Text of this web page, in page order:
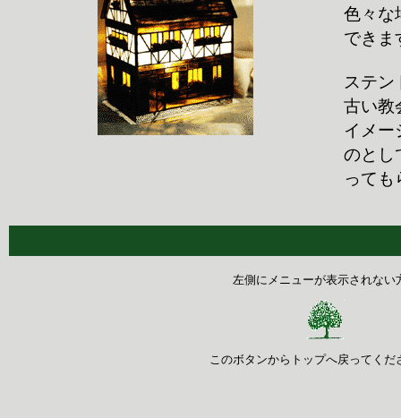
色々な
できま
ステ
古い教
イメー
のとし
っても
左側にメニューが表示されない
このボタンからトップへ戻ってくだ